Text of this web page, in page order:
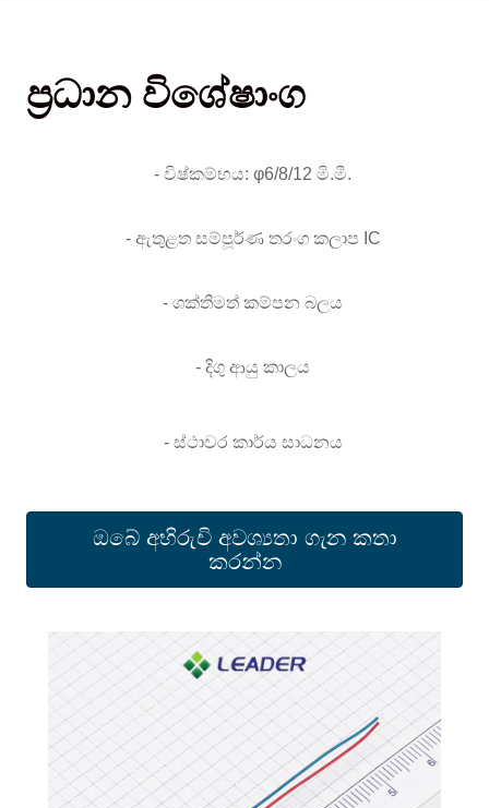
ප්‍රධාන විශේෂාංග
- විෂ්කම්භය: φ6/8/12 මි.මී.
- ඇතුළත සම්පූර්ණ තරංග කලාප IC
- ශක්තිමත් කම්පන බලය
- දිගු ආයු කාලය
- ස්ථාවර කාර්ය සාධනය
ඔබේ අභිරුචි අවශ්‍යතා ගැන කතා
කරන්න